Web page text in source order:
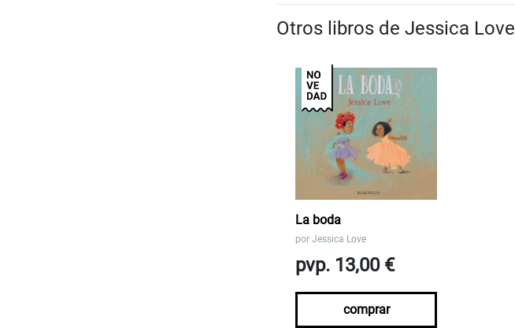
Otros libros de Jessica Love
La boda
por Jessica Love
pvp. 13,00 €
comprar